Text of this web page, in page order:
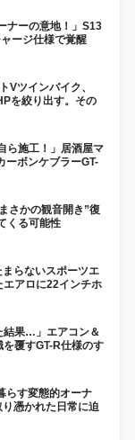
ナーの意地！」S13
ージ仕様で覚醒
Vツインバイク、
を絞り出す。その
ら施工！」居酒屋マ
ーボンケブラーGT-
さかの観音開き”復
くる可能性
らないスポーツエ
エアロに22インチホ
結果…」エアコン＆
覆すGT-R仕様のす
らす変態的オーナ
憑かれた日常に迫